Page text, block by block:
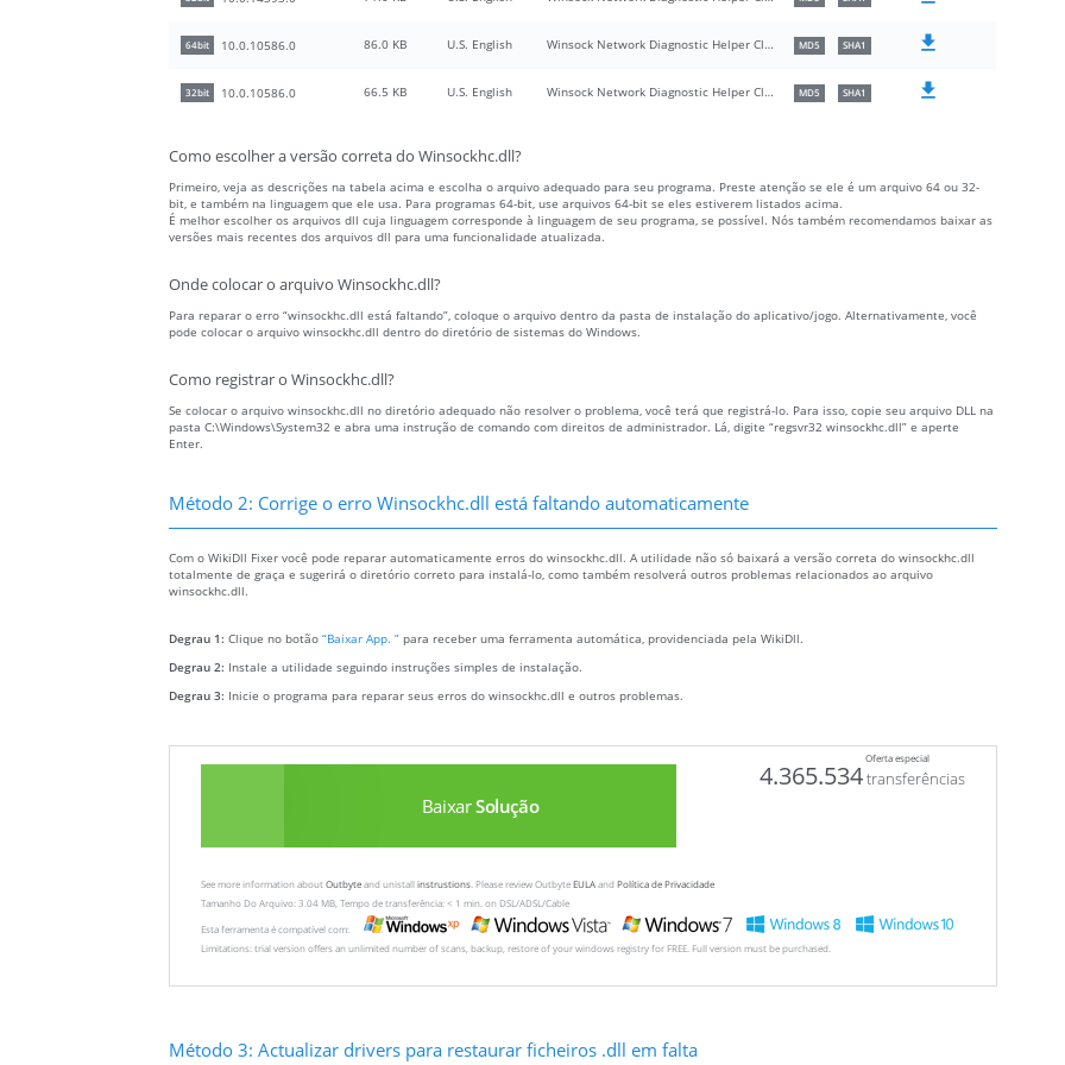
64bit 10.0.10586.0 86.0 KB U.S. English Winsock Network Diagnostic Helper Class MD5 SHA1
32bit 10.0.10586.0 66.5 KB U.S. English Winsock Network Diagnostic Helper Class MD5 SHA1
Como escolher a versão correta do Winsockhc.dll?
Primeiro, veja as descrições na tabela acima e escolha o arquivo adequado para seu programa. Preste atenção se ele é um arquivo 64 ou 32-
bit, e também na linguagem que ele usa. Para programas 64-bit, use arquivos 64-bit se eles estiverem listados acima.
É melhor escolher os arquivos dll cuja linguagem corresponde à linguagem de seu programa, se possível. Nós também recomendamos baixar as
versões mais recentes dos arquivos dll para uma funcionalidade atualizada.
Onde colocar o arquivo Winsockhc.dll?
Para reparar o erro “winsockhc.dll está faltando”, coloque o arquivo dentro da pasta de instalação do aplicativo/jogo. Alternativamente, você
pode colocar o arquivo winsockhc.dll dentro do diretório de sistemas do Windows.
Como registrar o Winsockhc.dll?
Se colocar o arquivo winsockhc.dll no diretório adequado não resolver o problema, você terá que registrá-lo. Para isso, copie seu arquivo DLL na
pasta C:\Windows\System32 e abra uma instrução de comando com direitos de administrador. Lá, digite “regsvr32 winsockhc.dll” e aperte
Enter.
Método 2: Corrige o erro Winsockhc.dll está faltando automaticamente
Com o WikiDll Fixer você pode reparar automaticamente erros do winsockhc.dll. A utilidade não só baixará a versão correta do winsockhc.dll
totalmente de graça e sugerirá o diretório correto para instalá-lo, como também resolverá outros problemas relacionados ao arquivo
winsockhc.dll.
Degrau 1: Clique no botão “Baixar App. ” para receber uma ferramenta automática, providenciada pela WikiDll.
Degrau 2: Instale a utilidade seguindo instruções simples de instalação.
Degrau 3: Inicie o programa para reparar seus erros do winsockhc.dll e outros problemas.
Oferta especial
BaixarSolução
4.365.534transferências
See more information about Outbyteand unistallinstrustions . Please review OutbyteEULAandPolítica de Privacidade
Tamanho Do Arquivo: 3.04 MB, Tempo de transferência: < 1 min. on DSL/ADSL/Cable
Esta ferramenta é compatível com:
Limitations: trial version offers an unlimited number of scans, backup, restore of your windows registry for FREE. Full version must be purchased.
Método 3: Actualizar drivers para restaurar ficheiros .dll em falta